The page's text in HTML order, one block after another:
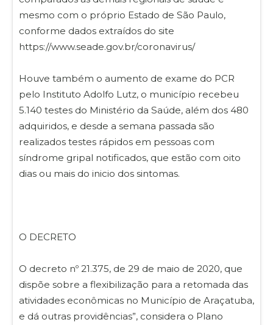
mesmo com o próprio Estado de São Paulo,
conforme dados extraídos do site
https://www.seade.gov.br/coronavirus/
Houve também o aumento de exame do PCR
pelo Instituto Adolfo Lutz, o município recebeu
5.140 testes do Ministério da Saúde, além dos 480
adquiridos, e desde a semana passada são
realizados testes rápidos em pessoas com
síndrome gripal notificados, que estão com oito
dias ou mais do inicio dos sintomas.
O DECRETO
O decreto nº 21.375, de 29 de maio de 2020, que
dispõe sobre a flexibilização para a retomada das
atividades econômicas no Município de Araçatuba,
e dá outras providências”, considera o Plano